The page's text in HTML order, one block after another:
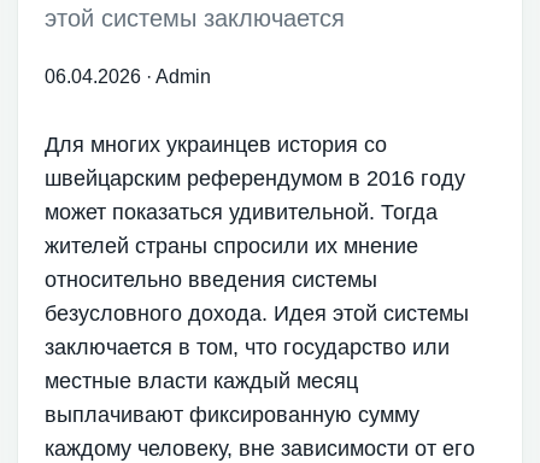
этой системы заключается
06.04.2026 ·Admin
Для многих украинцев история со
швейцарским референдумом в 2016 году
может показаться удивительной. Тогда
жителей страны спросили их мнение
относительно введения системы
безусловного дохода. Идея этой системы
заключается в том, что государство или
местные власти каждый месяц
выплачивают фиксированную сумму
каждому человеку, вне зависимости от его